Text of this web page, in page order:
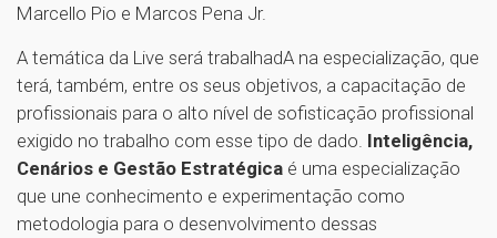
Marcello Pio e Marcos Pena Jr.
A temática da Live será trabalhadA na especialização, que
terá, também, entre os seus objetivos, a capacitação de
profissionais para o alto nível de sofisticação profissional
exigido no trabalho com esse tipo de dado. Inteligência,
Cenários e Gestão Estratégica é uma especialização
que une conhecimento e experimentação como
metodologia para o desenvolvimento dessas